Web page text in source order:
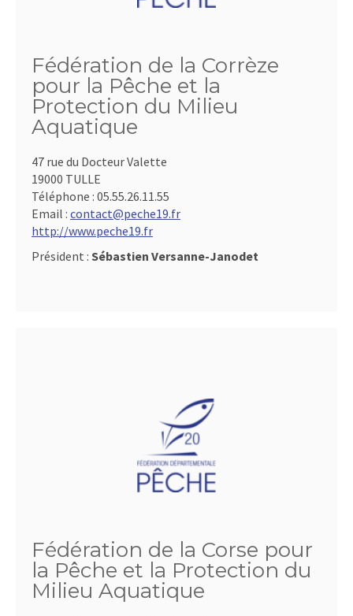
Fédération de la Corrèze
pour la Pêche et la
Protection du Milieu
Aquatique
47 rue du Docteur Valette
19000 TULLE
Téléphone : 05.55.26.11.55
Email : contact@peche19.fr
http://www.peche19.fr
Président : Sébastien Versanne-Janodet
Fédération de la Corse pour
la Pêche et la Protection du
Milieu Aquatique